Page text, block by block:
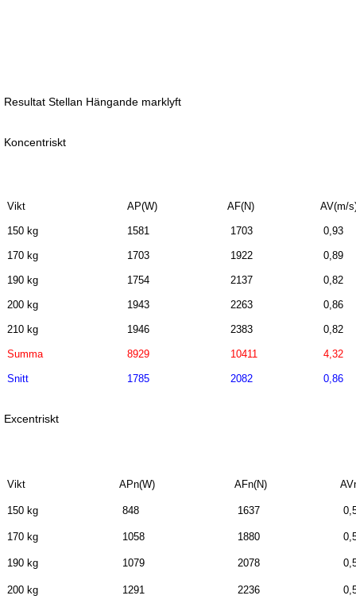
Resultat Stellan Hängande marklyft
Koncentriskt
Vikt AP(W) AF(N) AV(m/
150 kg 1581 1703 0,93
170 kg 1703 1922 0,89
190 kg 1754 2137 0,82
200 kg 1943 2263 0,86
210 kg 1946 2383 0,82
Summa 8929 10411 4,32
Snitt 1785 2082 0,86
Excentriskt
Vikt APn(W) AFn(N)
150 kg 848 1637
170 kg 1058 1880
190 kg 1079 2078
200 kg 1291 2236